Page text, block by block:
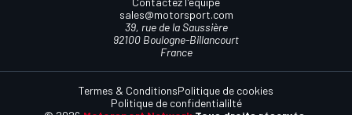
sales@motorsport.com
39, rue de la Saussière
92100 Boulogne-Billancourt
France
Termes & ConditionsPolitique de cookies
Politique de confidentialilté